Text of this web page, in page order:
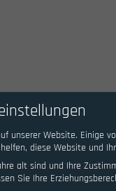
unserer Website. Einige
diese Website und
alt sind und Ihre
Sie Ihre